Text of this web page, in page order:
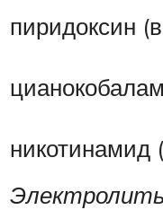
пиридоксин
никотинамид